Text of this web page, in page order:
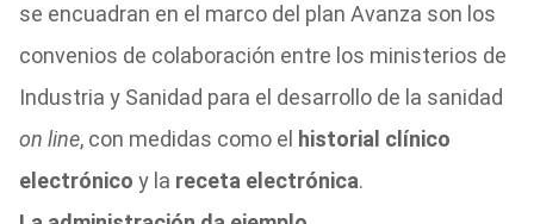
se encuadran en el marco del plan Avanza son los
convenios de colaboración entre los ministerios de
Industria y Sanidad para el desarrollo de la sanidad
on line, con medidas como el historial clínico
electrónico y la receta electrónica.